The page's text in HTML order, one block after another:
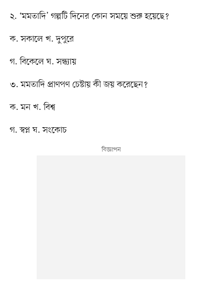
২. ‘মমতাদি’ গল্পটি দিনের কোন সময়ে শুরু হয়েছে?
ক. সকালে খ. দুপুরে
গ. বিকেলে ঘ. সন্ধ্যায়
৩. মমতাদি প্রাণপণ চেষ্টায় কী জয় করেছেন?
ক. মন খ. বিশ্ব
গ. স্বপ্ন ঘ. সংকোচ